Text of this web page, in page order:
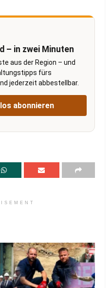
– in zwei Minuten
aus der Region – und
fürs
jederzeit abbestellbar.
abonnieren